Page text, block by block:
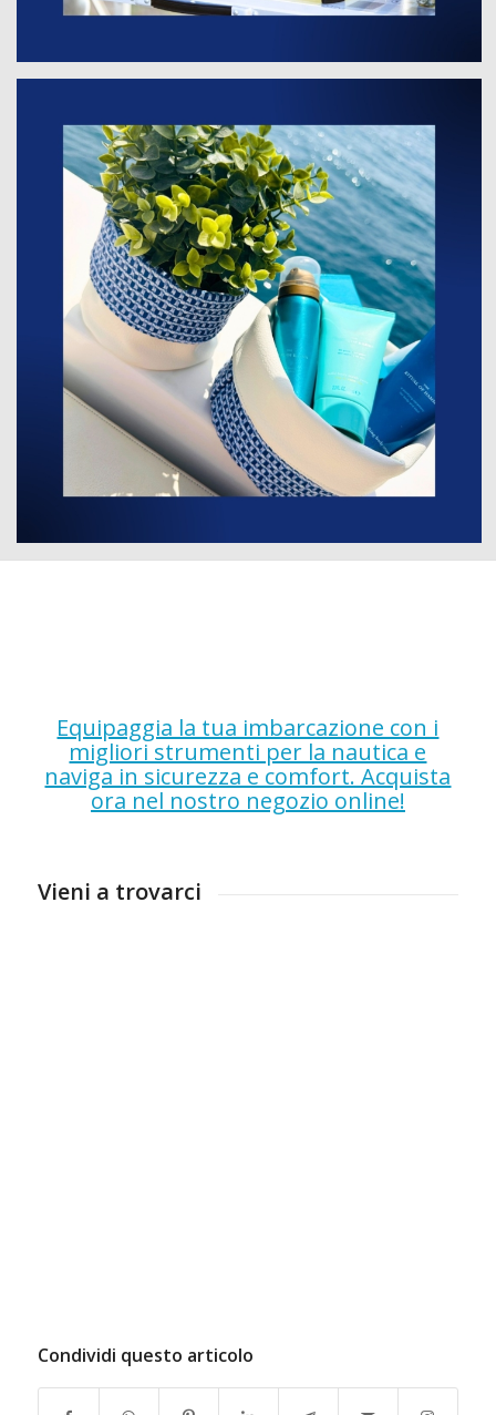
Equipaggia la tua imbarcazione con i
migliori strumenti per la nautica e
naviga in sicurezza e comfort. Acquista
ora nel nostro negozio online!
Vieni a trovarci
Condividi questo articolo